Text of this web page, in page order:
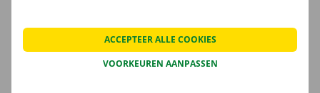
Extra kilometerVOORKEUREN AANPASSEN
ACCEPTEER ALLE COOKIES